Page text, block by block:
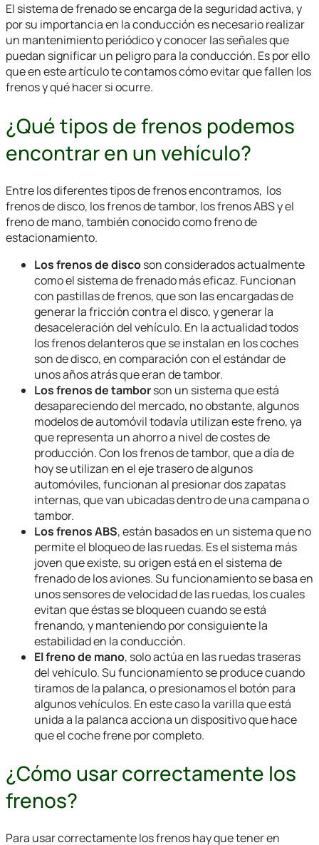
El sistema de frenado se encarga de la seguridad activa, y
por su importancia en la conducción es necesario realizar
un mantenimiento periódico y conocer las señales que
puedan significar un peligro para la conducción. Es por ello
que en este artículo te contamos cómo evitar que fallen los
frenos y qué hacer si ocurre.
¿Qué tipos de frenos podemos
encontrar en un vehículo?
Entre los diferentes tipos de frenos encontramos, los
frenos de disco, los frenos de tambor, los frenos ABS y el
freno de mano, también conocido como freno de
estacionamiento.
Los frenos de discoson considerados actualmente
como el sistema de frenado más eficaz. Funcionan
con pastillas de frenos, que son las encargadas de
generar la fricción contra el disco, y generar la
desaceleración del vehículo. En la actualidad todos
los frenos delanteros que se instalan en los coches
son de disco, en comparación con el estándar de
unos años atrás que eran de tambor.
Los frenos de tamborson un sistema que está
desapareciendo del mercado, no obstante, algunos
modelos de automóvil todavía utilizan este freno, ya
que representa un ahorro a nivel de costes de
producción. Con los frenos de tambor, que a día de
hoy se utilizan en el eje trasero de algunos
automóviles, funcionan al presionar dos zapatas
internas, que van ubicadas dentro de una campana o
tambor.
Los frenos ABS, están basados en un sistema que no
permite el bloqueo de las ruedas. Es el sistema más
joven que existe, su origen está en el sistema de
frenado de los aviones. Su funcionamiento se basa en
unos sensores de velocidad de las ruedas, los cuales
evitan que éstas se bloqueen cuando se está
frenando, y manteniendo por consiguiente la
estabilidad en la conducción.
El freno de mano, solo actúa en las ruedas traseras
del vehículo. Su funcionamiento se produce cuando
tiramos de la palanca, o presionamos el botón para
algunos vehículos. En este caso la varilla que está
unida a la palanca acciona un dispositivo que hace
que el coche frene por completo.
¿Cómo usar correctamente los
frenos?
Para usar correctamente los frenos hay que tener en